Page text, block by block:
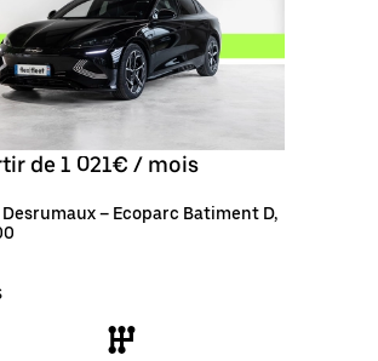
de 1 021€ / mois
– Ecoparc Batiment D,